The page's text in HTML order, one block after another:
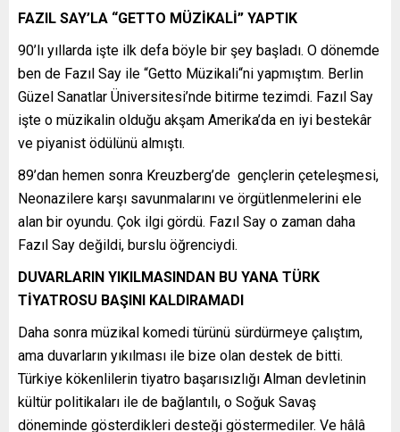
FAZIL SAY’LA “GETTO MÜZİKALİ” YAPTIK
90’lı yıllarda işte ilk defa böyle bir şey başladı. O dönemde
ben de Fazıl Say ile “Getto Müzikali“ni yapmıştım. Berlin
Güzel Sanatlar Üniversitesi’nde bitirme tezimdi. Fazıl Say
işte o müzikalin olduğu akşam Amerika’da en iyi bestekâr
ve piyanist ödülünü almıştı.
89’dan hemen sonra Kreuzberg’de gençlerin çeteleşmesi,
Neonazilere karşı savunmalarını ve örgütlenmelerini ele
alan bir oyundu. Çok ilgi gördü. Fazıl Say o zaman daha
Fazıl Say değildi, burslu öğrenciydi.
DUVARLARIN YIKILMASINDAN BU YANA TÜRK
TİYATROSU BAŞINI KALDIRAMADI
Daha sonra müzikal komedi türünü sürdürmeye çalıştım,
ama duvarların yıkılması ile bize olan destek de bitti.
Türkiye kökenlilerin tiyatro başarısızlığı Alman devletinin
kültür politikaları ile de bağlantılı, o Soğuk Savaş
döneminde gösterdikleri desteği göstermediler. Ve hâlâ